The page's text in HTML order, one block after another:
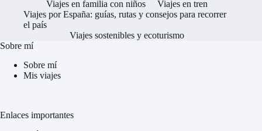
Viajes en familia con niños
Viajes en tren
Viajes por España: guías, rutas y consejos para recorrer
el país
Viajes sostenibles y ecoturismo
Sobre mí
Sobre mí
Mis viajes
Enlaces importantes